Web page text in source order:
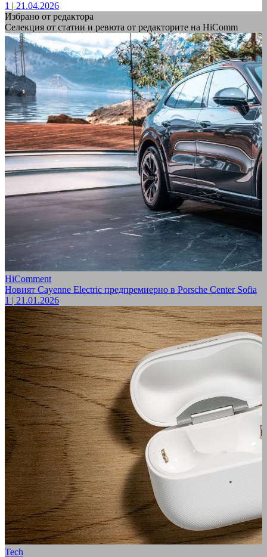
1 | 21.04.2026
Избрано от редактора
Селекция от статии и ревюта от редакторите на HiComm
HiComment
Новият Cayenne Electric предпремиерно в Porsche Center Sofia
1 | 21.01.2026
Tech